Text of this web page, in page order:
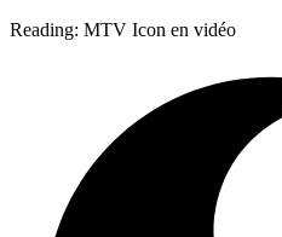
Reading: MTV Icon en vidéo